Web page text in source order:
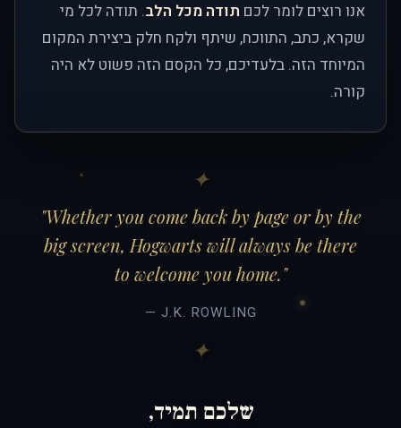
אנו רוצים לומר לכם תודה מכל הלב. תודה לכל מי
שקרא, כתב, התווכח, שיתף ולקח חלק ביצירת המקום
המיוחד הזה. בלעדיכם, כל הקסם הזה פשוט לא היה
קורה.
"Whether you come back by page or by the
big screen, Hogwarts will always be there
to welcome you home."
— J.K. ROWLING
שלכם תמיד,